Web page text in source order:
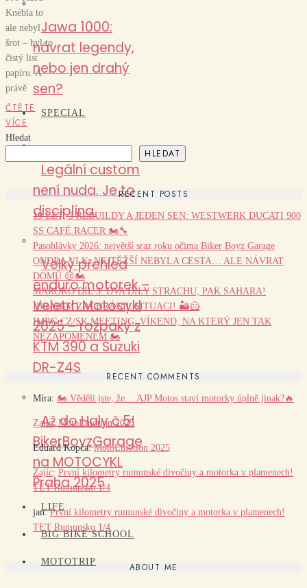
Jawa 1000:
návrat legendy,
nebo jen drahý
sen?
SPECIAL
Legální custom
není nuda. Je to
disciplína.
Velký přehled
enduro motorek –
Veletrh Motocykl
2025 – rozpaky z
KTM 390 a Suzuki
DR-Z4S
Až do Haly č.5!
BikerBoyzGarage
na MOTOCYKL
Praha 2025
LIFE
BIG BIKE SCHOOL
MOTOTRIP
Knébla to
ale nebyl
šrot – byl to
čistý list
papíru. A
právě
ČTĚTE
VÍCE
Hledat
HLEDAT
RECENT POSTS
19 LET, 3 REBUILDY A JEDEN SEN: WESTWERK DUCATI 900
SS CAFÉ RACER 🏍️🔧
Pasohlávky 2026: největší sraz roku očima Biker Boyz Garage
ONDRA VLK: NEJTĚŽŠÍ NEBYLA CESTA… ALE NÁVRAT
DOMŮ 😢🏍️
MAROKO DÍL 3: DVA DÍLY STRACHU, PAK SAHARA!
IBRAHIM ZACHRÁNIL SITUACI! 🏜️🦸
IMRG CZ/SK MEETING: VÍKEND, NA KTERÝ JEN TAK
NEZAPOMENEM 🏍️
RECENT COMMENTS
Míra: 🏍️ Věděli jste, že… AJP Motos staví motorky úplně jinak?🔥
Zajíc: MotoEmotion 2025
Eduard Kopča:MotoEmotion 2025
Zajíc: První kilometry rumunské divočiny a motorka v plamenech!
TET Rumunsko 1/4
jan:První kilometry rumunské divočiny a motorka v plamenech!
TET Rumunsko 1/4
ABOUT ME